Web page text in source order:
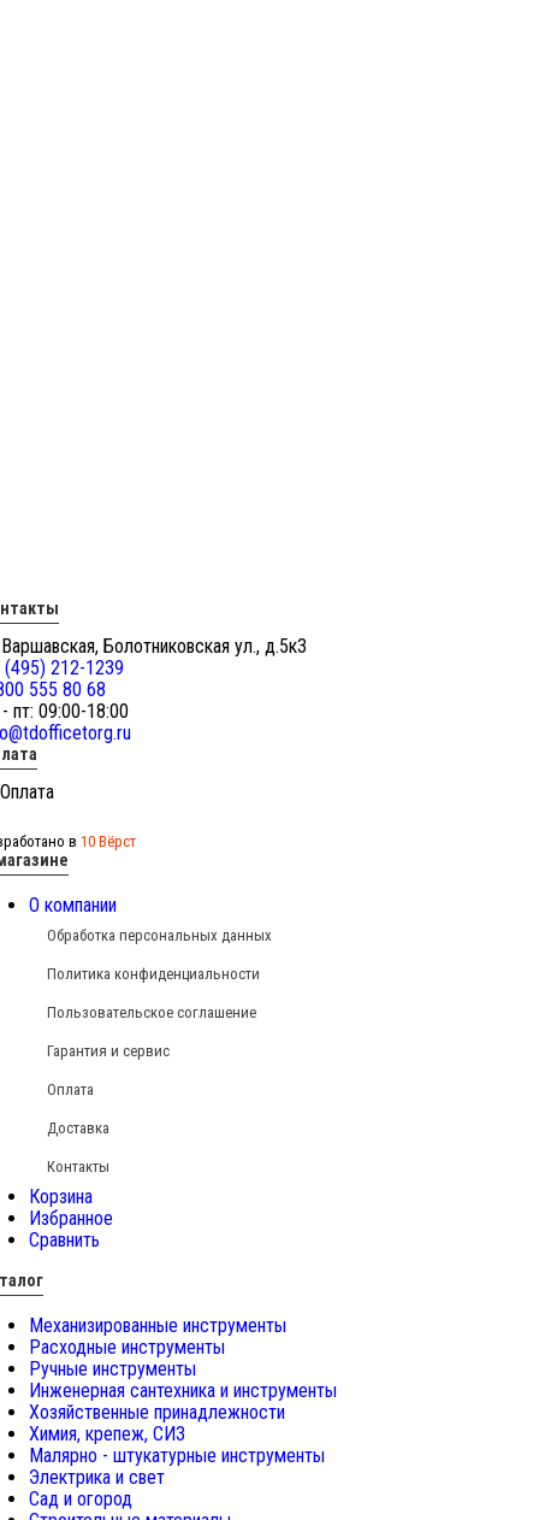
Болотниковская ул., д.5к3
(495) 212-1239
555 80 68
пт: 09:00-18:00
в 10 Вёрст
О компании
Обработка персональных данных
Политика конфиденциальности
Пользовательское соглашение
Гарантия и сервис
Оплата
Доставка
Контакты
Корзина
Избранное
Сравнить
Механизированные инструменты
Расходные инструменты
Ручные инструменты
Инженерная сантехника и инструменты
Хозяйственные принадлежности
Химия, крепеж, СИЗ
Малярно - штукатурные инструменты
Электрика и свет
Сад и огород